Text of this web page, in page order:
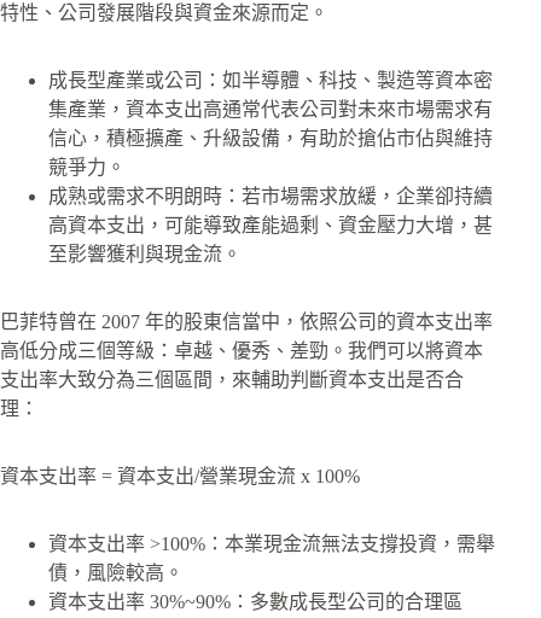
特性、公司發展階段與資金來源而定。
成長型產業或公司：如半導體、科技、製造等資本密
集產業，資本支出高通常代表公司對未來市場需求有
信心，積極擴產、升級設備，有助於搶佔市佔與維持
競爭力。
成熟或需求不明朗時：若市場需求放緩，企業卻持續
高資本支出，可能導致產能過剩、資金壓力大增，甚
至影響獲利與現金流。
巴菲特曾在 2007 年的股東信當中，依照公司的資本支出率
高低分成三個等級：卓越、優秀、差勁。我們可以將資本
支出率大致分為三個區間，來輔助判斷資本支出是否合
理：
資本支出率 = 資本支出/營業現金流 x 100%
資本支出率 >100%：本業現金流無法支撐投資，需舉
債，風險較高。
資本支出率 30%~90%：多數成長型公司的合理區